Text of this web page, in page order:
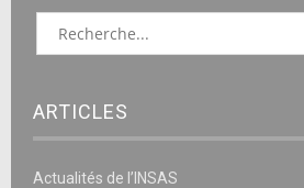
ARTICLES
Actualités de l’INSAS